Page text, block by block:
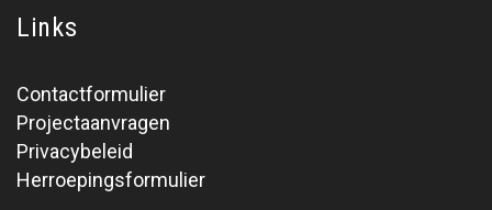
Links
Contactformulier
Projectaanvragen
Privacybeleid
Herroepingsformulier